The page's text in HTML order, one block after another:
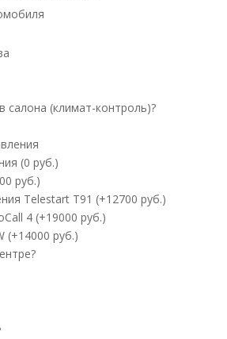
салона (климат-контроль)?
(0 руб.)
руб.)
Telestart T91 (+12700 руб.)
4 (+19000 руб.)
(+14000 руб.)